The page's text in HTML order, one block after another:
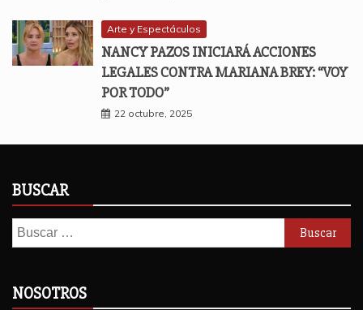
Arte y Espectáculos
NANCY PAZOS INICIARÁ ACCIONES
LEGALES CONTRA MARIANA BREY: “VOY
POR TODO”
22 octubre, 2025
BUSCAR
Buscar:
NOSOTROS